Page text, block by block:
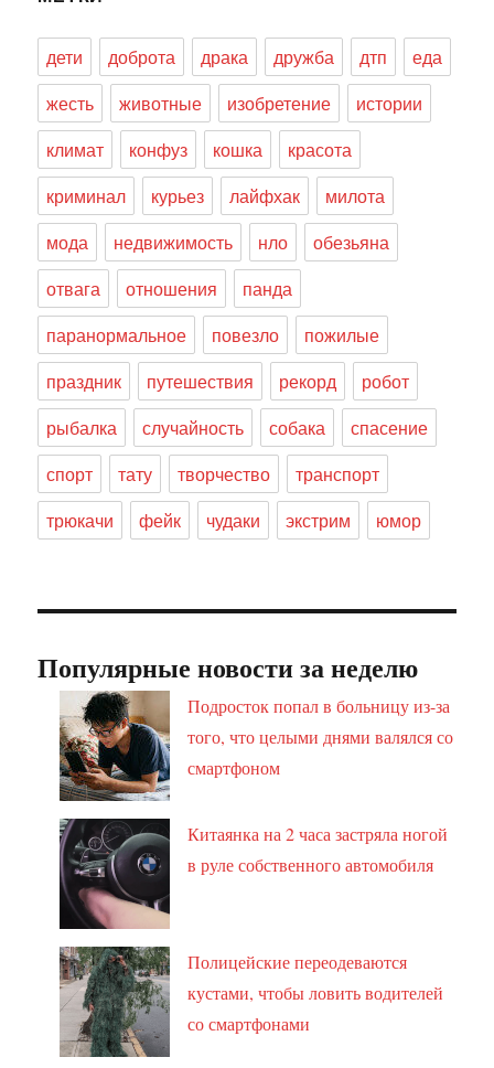
дети доброта драка дружба дтп
еда
жесть
животные изобретение
истории
климат
конфуз кошка
красота
криминал
курьез лайфхак
милота
мода
недвижимость нло
обезьяна
отвага
отношения
панда
паранормальное
повезло
пожилые
праздник
путешествия рекорд
робот
рыбалка
случайность собака
спасение
спорт
тату творчество
транспорт
трюкачи
фейк чудаки экстрим юмор
Популярные новости за неделю
Подросток попал в больницу из-за
того, что целыми днями валялся со
смартфоном
Китаянка на 2 часа застряла ногой
в руле собственного автомобиля
Полицейские переодеваются
кустами, чтобы ловить водителей
со смартфонами